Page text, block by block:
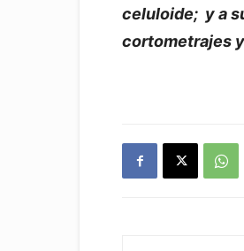
celuloide; y a
cortometrajes